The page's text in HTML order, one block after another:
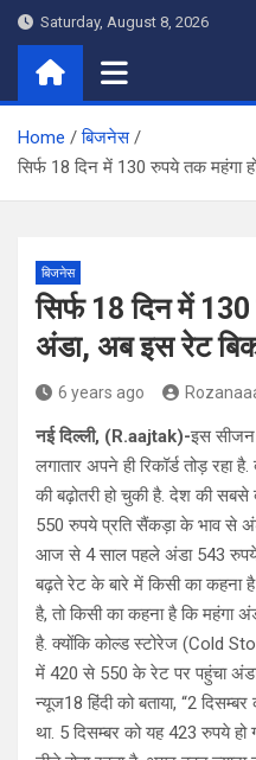
Skip
content
Saturday, August 8, 2026
Home
बिजनेस
सिर्फ 18 दिन में 130 रुपये तक महंगा
बिजनेस
सिर्फ 18 दिन में
अंडा, अब इस रेट
6 years ago
नई दिल्ली, (R.aajtak)-इस सीजन
लगातार अपने ही रिकॉर्ड तोड़
की बढ़ोतरी हो चुकी है. देश की
550 रुपये प्रति सैंकड़ा के भाव से
आज से 4 साल पहले अंडा 543
बढ़ते रेट के बारे में किसी का कहना है
है, तो किसी का कहना है कि महंगा
है. क्योंकि कोल्ड स्टोरेज (Cold
में 420 से 550 के रेट पर पहुंचा
न्यूज18 हिंदी को बताया, “2
था. 5 दिसम्बर को यह 423 रुपये